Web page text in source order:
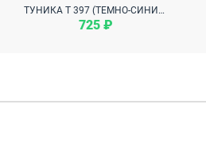
ТУНИКА Т 397 (ТЕМНО-СИНИЙ)
725 ₽